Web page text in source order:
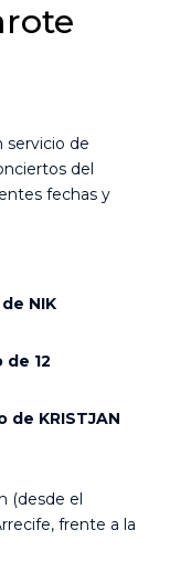
servicio de
del
fechas y
NIK
12
KRISTJAN
(desde el
frente a la